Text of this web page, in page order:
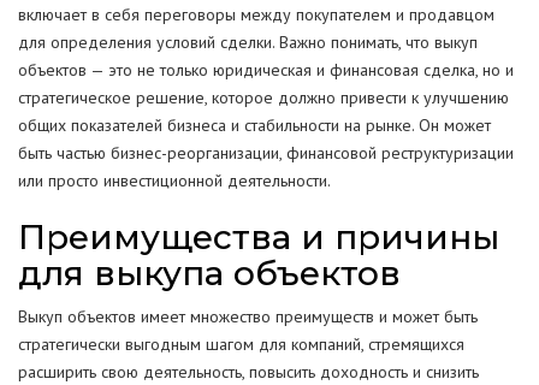
включает в себя переговоры между покупателем и продавцом
для определения условий сделки. Важно понимать, что выкуп
объектов — это не только юридическая и финансовая сделка, но и
стратегическое решение, которое должно привести к улучшению
общих показателей бизнеса и стабильности на рынке. Он может
быть частью бизнес-реорганизации, финансовой реструктуризации
или просто инвестиционной деятельности.
Преимущества и причины
для выкупа объектов
Выкуп объектов имеет множество преимуществ и может быть
стратегически выгодным шагом для компаний, стремящихся
расширить свою деятельность, повысить доходность и снизить